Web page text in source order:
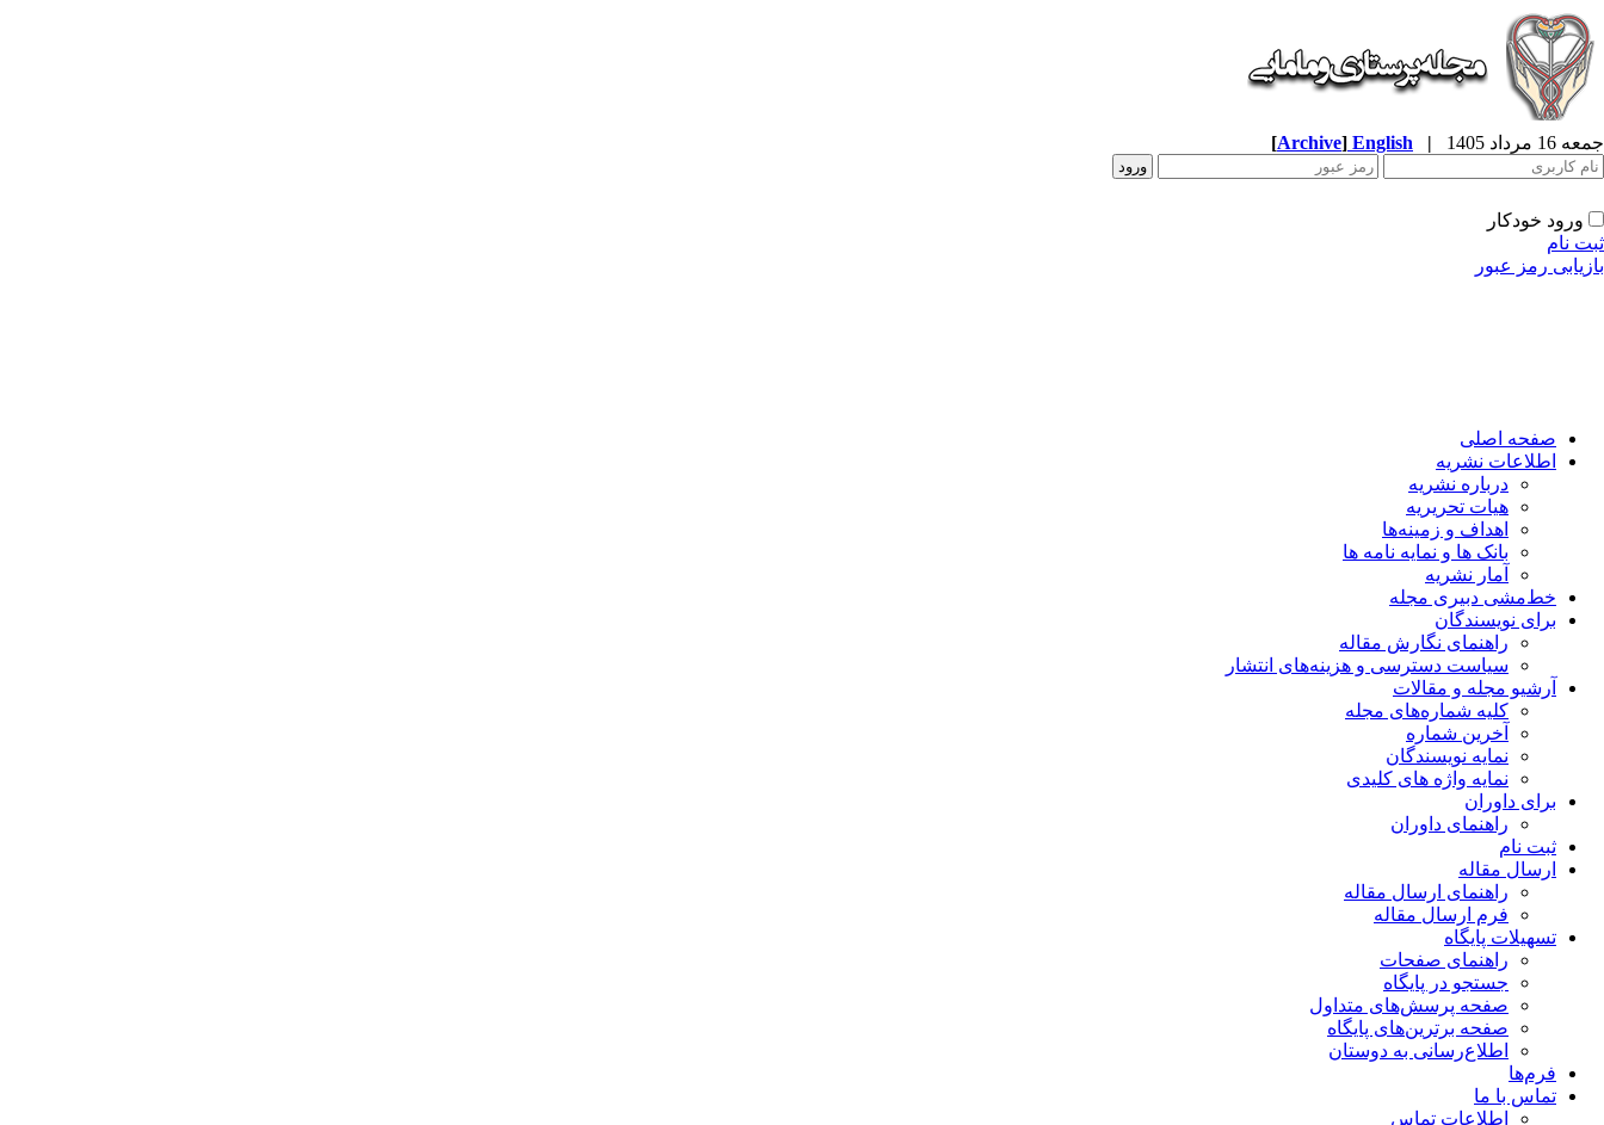
جمعه 16 مرداد 1405 |
English
[Archive]
ورود خودکار
ثبت نام
بازیابی رمز عبور
صفحه اصلی
اطلاعات نشریه
درباره نشریه
هیات تحریریه
اهداف و زمینه‌ها
بانک ها و نمایه نامه ها
آمار نشریه
خط‌مشی دبیری مجله
برای نویسندگان
راهنمای نگارش مقاله
سیاست دسترسی و هزینه‌های انتشار
آرشیو مجله و مقالات
کلیه شماره‌های مجله
آخرین شماره
نمایه نویسندگان
نمایه واژه های کلیدی
برای داوران
راهنمای داوران
ثبت نام
ارسال مقاله
راهنمای ارسال مقاله
فرم ارسال مقاله
تسهیلات پایگاه
راهنمای صفحات
جستجو در پایگاه
صفحه پرسش‌های متداول
صفحه برترین‌های پایگاه
اطلاع‌رسانی به دوستان
فرم‌ها
تماس با ما
اطلاعات تماس